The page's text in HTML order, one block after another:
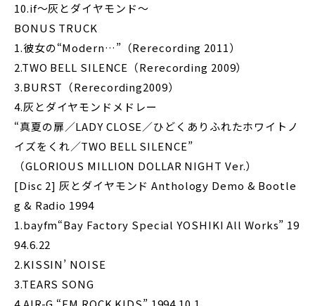
10.if～灰とダイヤモンド～
BONUS TRUCK
1.彼女の“Modern…”（Rerecording 2011）
2.TWO BELL SILENCE（Rerecording 2009）
3.BURST（Rerecording2009）
4.灰とダイヤモンドメドレー
“真夏の扉／LADY CLOSE／ひどくありふれたホワイトノ
イズをくれ／TWO BELL SILENCE”
（GLORIOUS MILLION DOLLAR NIGHT Ver.）
[Disc 2] 灰とダイヤモンド Anthology Demo & Bootle
g & Radio 1994
1.bayfm“Bay Factory Special YOSHIKI All Works” 19
94.6.22
2.KISSIN’ NOISE
3.TEARS SONG